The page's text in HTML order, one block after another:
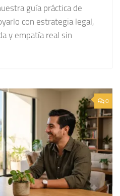
guía práctica de
con estrategia legal,
y empatía real sin
0